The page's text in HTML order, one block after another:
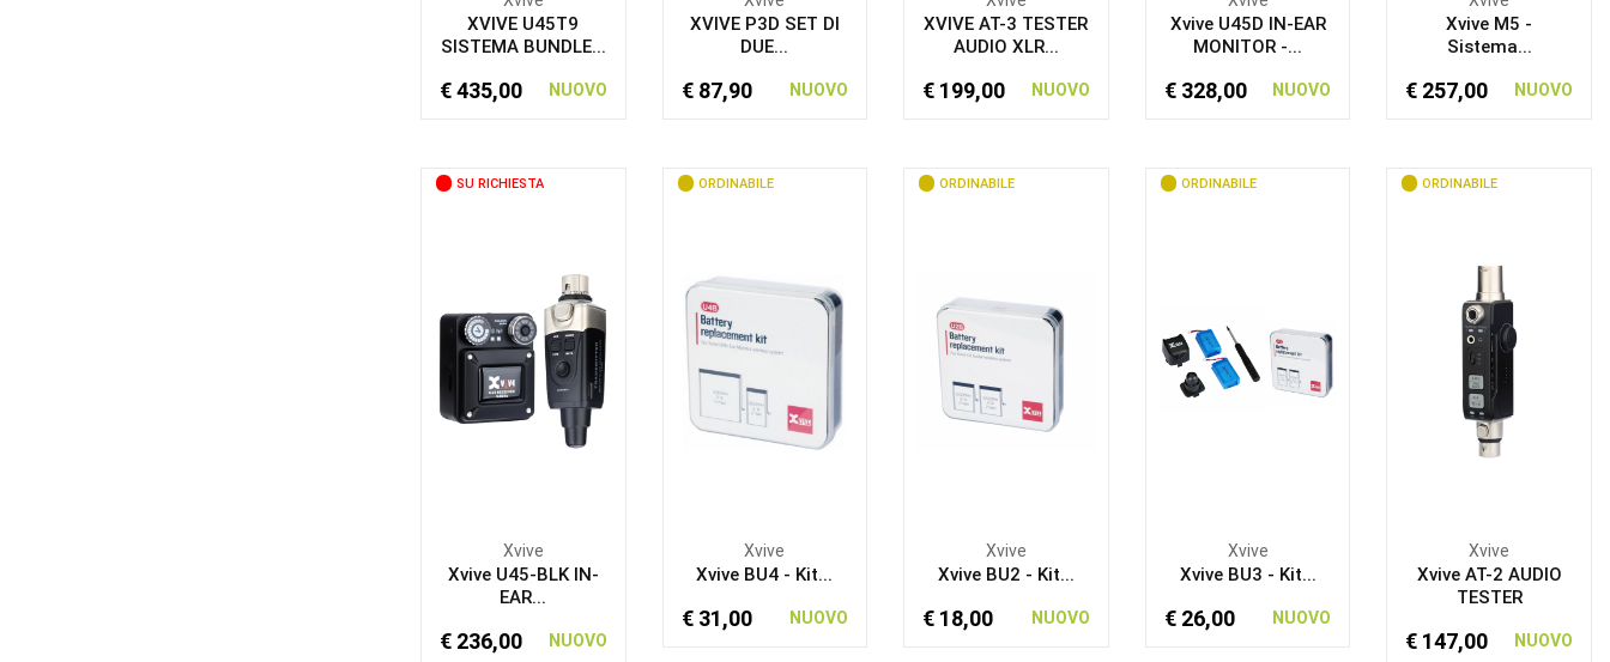
XVIVE U45T9
SISTEMA BUNDLE...
€ 435,00 NUOVO
XVIVE P3D SET DI
DUE...
€ 87,90 NUOVO
XVIVE AT-3 TESTER
AUDIO XLR...
€ 199,00 NUOVO
Xvive U45D IN-EAR
MONITOR -...
€ 328,00 NUOVO
Xvive M5 -
Sistema...
€ 257,00 NUOVO
SU RICHIESTA
Xvive
Xvive U45-BLK IN-
EAR...
€ 236,00 NUOVO
ORDINABILE
Xvive
Xvive BU4 - Kit...
€ 31,00 NUOVO
ORDINABILE
Xvive
Xvive BU2 - Kit...
€ 18,00 NUOVO
ORDINABILE
Xvive
Xvive BU3 - Kit...
€ 26,00 NUOVO
ORDINABILE
Xvive
Xvive AT-2 AUDIO
TESTER
€ 147,00 NUOVO